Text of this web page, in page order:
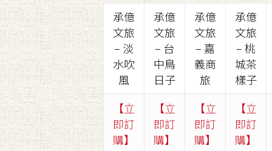
承億
文旅
– 淡
水吹
風
承億
文旅
– 台
中鳥
日子
承億
文旅
– 嘉
義商
旅
​承億
文旅
– 桃
城茶
樣子
【立
即訂
購】
【立
即訂
購】
【立
即訂
購】
【立
即訂
購】